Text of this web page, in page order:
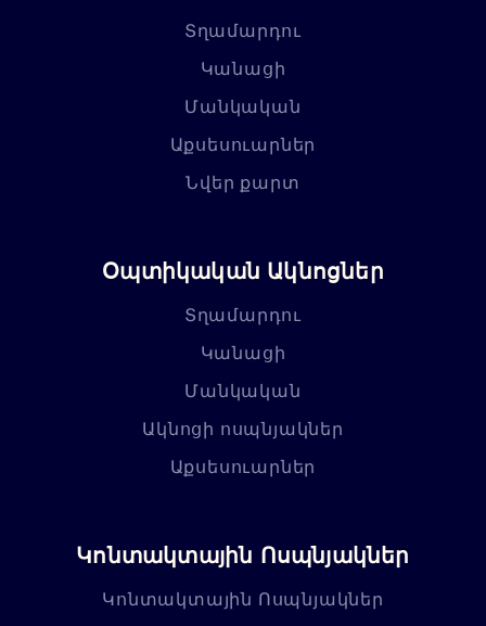
Տղամարդու
Կանացի
Մանկական
Աքսեսուարներ
Նվեր քարտ
Օպտիկական Ակնոցներ
Տղամարդու
Կանացի
Մանկական
Ակնոցի ոսպնյակներ
Աքսեսուարներ
Կոնտակտային Ոսպնյակներ
Կոնտակտային Ոսպնյակներ